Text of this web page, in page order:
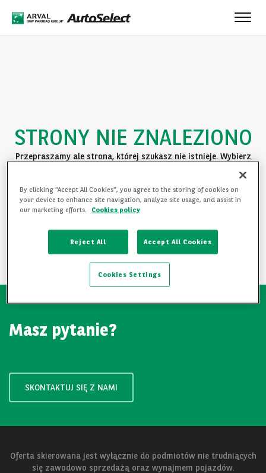
Toggle
STRONY NIE ZNALEZIONO
Przepraszamy ale strona, której szukasz nie istnieje. Wybierz
POWRÓT DO STRONY GŁÓWNEJ
ZAPOZNAJ SIĘ Z OFERTĄ
Masz pytanie?
SKONTAKTUJ SIĘ Z NAMI
Oferta skierowana jest wyłącznie do podmiotów nie trudniących
się zawodowo sprzedażą oraz wynajmem pojazdów.
By clicking “Accept All Cookies”, you agree to the storing of cookies on
your device to enhance site navigation, analyze site usage, and assist in
our marketing efforts.
Cookies policy
Reject All Accept All Cookies
Cookies Settings